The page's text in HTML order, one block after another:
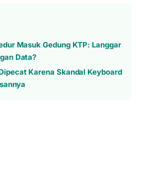
Masuk Gedung KTP: Langgar
Data?
Karena Skandal Keyboard